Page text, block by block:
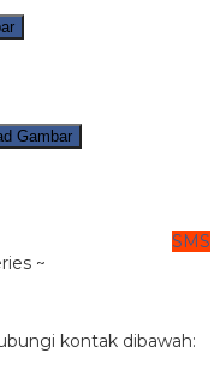
Gambar
SMS
~
kontak dibawah: